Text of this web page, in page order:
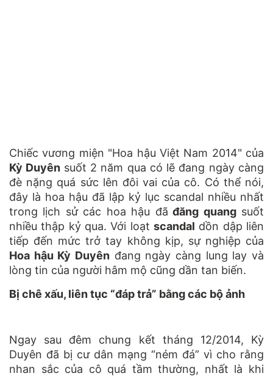
Chiếc vương miện "Hoa hậu Việt Nam 2014" của
Kỳ Duyên suốt 2 năm qua có lẽ đang ngày càng
đè nặng quá sức lên đôi vai của cô. Có thể nói,
đây là hoa hậu đã lập kỷ lục scandal nhiều nhất
trong lịch sử các hoa hậu đã đăng quangsuốt
nhiều thập kỷ qua. Với loạt scandal dồn dập liên
tiếp đến mức trở tay không kịp, sự nghiệp của
Hoa hậu Kỳ Duyên đang ngày càng lung lay và
lòng tin của người hâm mộ cũng dần tan biến.
Bị chê xấu, liên tục “đáp trả” bằng các bộ ảnh
Ngay sau đêm chung kết tháng 12/2014, Kỳ
Duyên đã bị cư dân mạng “ném đá” vì cho rằng
nhan sắc của cô quá tầm thường, nhất là khi